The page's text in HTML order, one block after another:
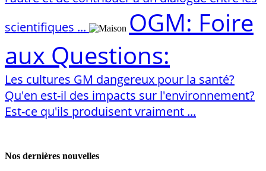
scientifiques ...
OGM: Foire
aux Questions:
Les cultures GM dangereux pour la santé?
Qu'en est-il des impacts sur l'environnement?
Est-ce qu'ils produisent vraiment ...
Nos dernières nouvelles